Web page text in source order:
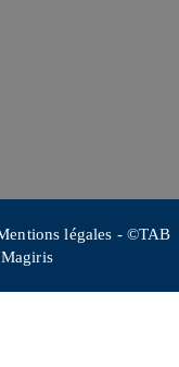
légales - ©TAB